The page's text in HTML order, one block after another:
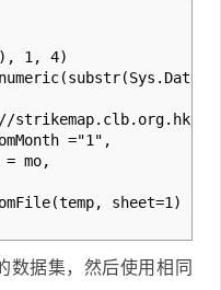
1, 4)
strikemap.clb.org.hk/
="1",
mo,
sheet=1)
数据集，然后使用相同